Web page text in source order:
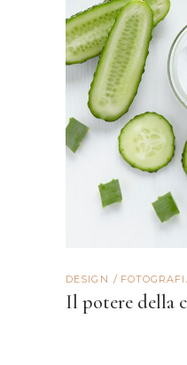
DESIGN
Il potere della